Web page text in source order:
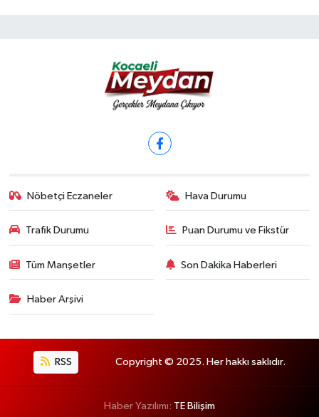
Nöbetçi Eczaneler Hava Durumu
Trafik Durumu Puan Durumu ve Fikstür
Tüm Manşetler Son Dakika Haberleri
Haber Arşivi
RSS Copyright © 2025. Her hakkı saklıdır.
Haber Yazılımı: TE Bilişim